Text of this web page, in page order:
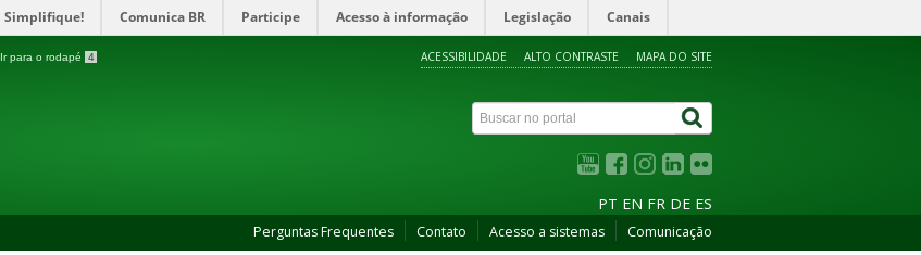
Simplifique! Comunica BR Participe Acesso à informação Legislação Canais
Ir para o rodapé 4 ACESSIBILIDADE ALTO CONTRASTE MAPA DO SITE
PT EN FR DE ES
Perguntas Frequentes Contato Acesso a sistemas Comunicação